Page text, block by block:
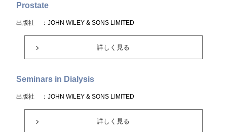
Prostate
出版社 ：JOHN WILEY & SONS LIMITED
詳しく見る
Seminars in Dialysis
出版社 ：JOHN WILEY & SONS LIMITED
詳しく見る